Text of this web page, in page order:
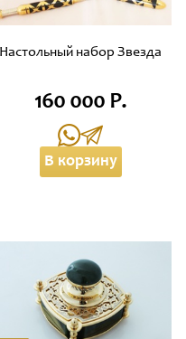
Настольный набор Звезда
160 000 Р.
В корзину